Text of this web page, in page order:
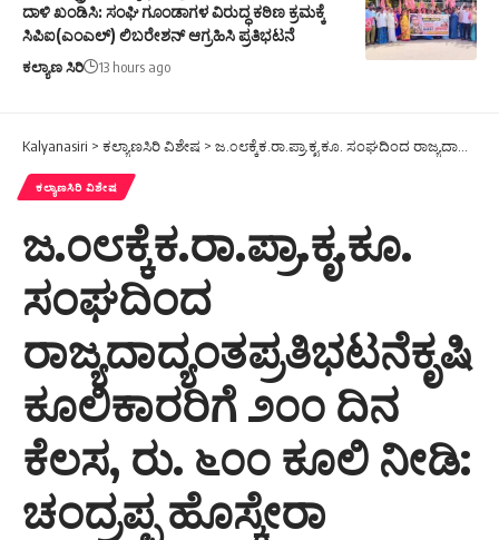
ದಾಳಿ ಖಂಡಿಸಿ: ಸಂಘಿ ಗೂಂಡಾಗಳ ವಿರುದ್ಧ ಕಠಿಣ ಕ್ರಮಕ್ಕೆ
ಸಿಪಿಐ(ಎಂಎಲ್) ಲಿಬರೇಶನ್ ಆಗ್ರಹಿಸಿ ಪ್ರತಿಭಟನೆ
ಕಲ್ಯಾಣ ಸಿರಿ 13 hours ago
Kalyanasiri > ಕಲ್ಯಾಣಸಿರಿ ವಿಶೇಷ > ಜ.೦೮ಕ್ಕೆಕ.ರಾ.ಪ್ರಾ.ಕೃ.ಕೂ. ಸಂಘದಿಂದ ರಾಜ್ಯದಾದ್ಯಂತಪ್ರತಿಭಟನೆಕೃಷಿ ಕೂಲಿಕಾರರಿಗೆ ೨೦೦ ದಿನ ಕೆಲಸ, ರು. ೬೦೦ ಕೂಲಿ ನೀಡಿ: ಚಂದ್ರಪ್ಪ ಹೊಸ್ಕೇರಾ
ಕಲ್ಯಾಣಸಿರಿ ವಿಶೇಷ
ಜ.೦೮ಕ್ಕೆಕ.ರಾ.ಪ್ರಾ.ಕೃ.ಕೂ.
ಸಂಘದಿಂದ
ರಾಜ್ಯದಾದ್ಯಂತಪ್ರತಿಭಟನೆಕೃಷಿ
ಕೂಲಿಕಾರರಿಗೆ ೨೦೦ ದಿನ
ಕೆಲಸ, ರು. ೬೦೦ ಕೂಲಿ ನೀಡಿ:
ಚಂದ್ರಪ್ಪ ಹೊಸ್ಕೇರಾ